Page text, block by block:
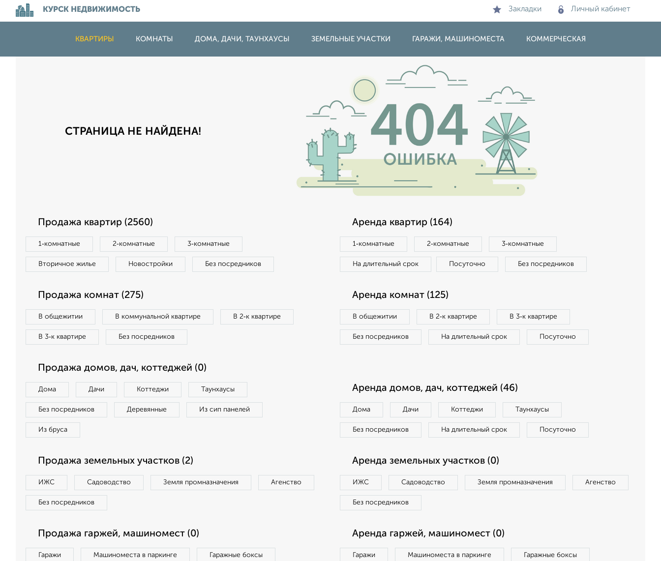
КУРСК НЕДВИЖИМОСТЬ Закладки Личный кабинет
КВАРТИРЫ КОМНАТЫ ДОМА, ДАЧИ, ТАУНХАУСЫ ЗЕМЕЛЬНЫЕ УЧАСТКИ ГАРАЖИ, МАШИНОМЕСТА КОММЕРЧЕСКАЯ
СТРАНИЦА НЕ НАЙДЕНА!
Продажа квартир (2560)
1‑комнатные 2‑комнатные 3‑комнатные
Вторичное жилье Новостройки Без посредников
Аренда квартир (164)
1‑комнатные 2‑комнатные 3‑комнатные
На длительный срок Посуточно Без посредников
Продажа комнат (275)
В общежитии В коммунальной квартире В 2‑к квартире
В 3‑к квартире Без посредников
Аренда комнат (125)
В общежитии В 2‑к квартире В 3‑к квартире
Без посредников На длительный срок Посуточно
Продажа домов, дач, коттеджей (0)
Дома Дачи Коттеджи Таунхаусы
Без посредников Деревянные Из сип панелей
Из бруса
Аренда домов, дач, коттеджей (46)
Дома Дачи Коттеджи Таунхаусы
Без посредников На длительный срок Посуточно
Продажа земельных участков (2)
ИЖС Садоводство Земля промназначения Агенство
Без посредников
Аренда земельных участков (0)
ИЖС Садоводство Земля промназначения Агенство
Без посредников
Продажа гаржей, машиномест (0)
Гаражи Машиноместа в паркинге Гаражные боксы
Аренда гаржей, машиномест (0)
Гаражи Машиноместа в паркинге Гаражные боксы